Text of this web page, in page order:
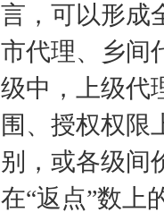
言，可以形成
市代理、乡间
级中，上级代
围、授权权限
别，或各级间
在“返点”数上